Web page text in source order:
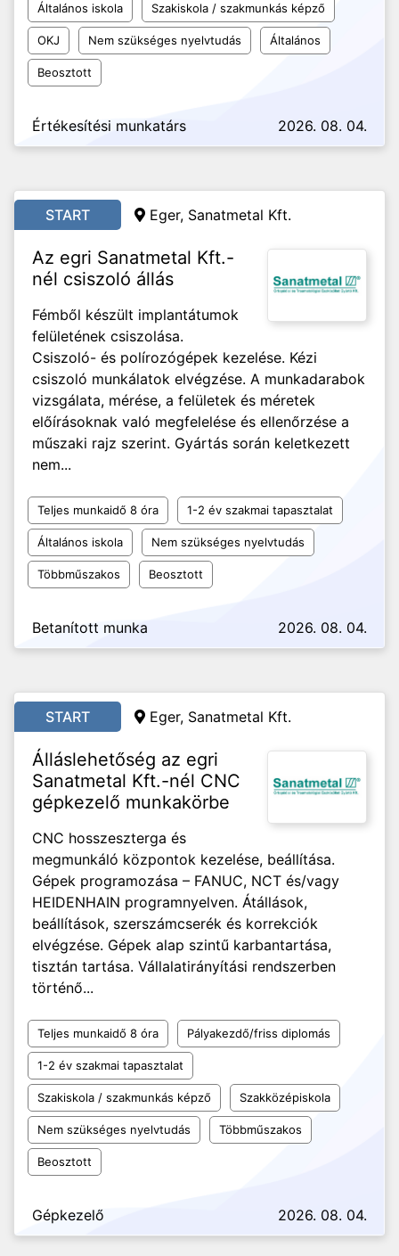
Általános iskola Szakiskola / szakmunkás képző
OKJ Nem szükséges nyelvtudás Általános
Beosztott
Értékesítési munkatárs 2026. 08. 04.
START Eger, Sanatmetal Kft.
Az egri Sanatmetal Kft.-
nél csiszoló állás
Fémből készült implantátumok
felületének csiszolása.
Csiszoló- és polírozógépek kezelése. Kézi
csiszoló munkálatok elvégzése. A munkadarabok
vizsgálata, mérése, a felületek és méretek
előírásoknak való megfelelése és ellenőrzése a
műszaki rajz szerint. Gyártás során keletkezett
nem...
Teljes munkaidő 8 óra 1-2 év szakmai tapasztalat
Általános iskola Nem szükséges nyelvtudás
Többműszakos Beosztott
Betanított munka 2026. 08. 04.
START Eger, Sanatmetal Kft.
Álláslehetőség az egri
Sanatmetal Kft.-nél CNC
gépkezelő munkakörbe
CNC hosszeszterga és
megmunkáló központok kezelése, beállítása.
Gépek programozása – FANUC, NCT és/vagy
HEIDENHAIN programnyelven. Átállások,
beállítások, szerszámcserék és korrekciók
elvégzése. Gépek alap szintű karbantartása,
tisztán tartása. Vállalatirányítási rendszerben
történő...
Teljes munkaidő 8 óra Pályakezdő/friss diplomás
1-2 év szakmai tapasztalat
Szakiskola / szakmunkás képző Szakközépiskola
Nem szükséges nyelvtudás Többműszakos
Beosztott
Gépkezelő 2026. 08. 04.